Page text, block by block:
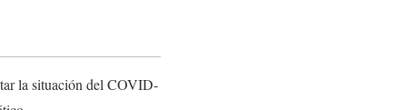
la situación del COVID-